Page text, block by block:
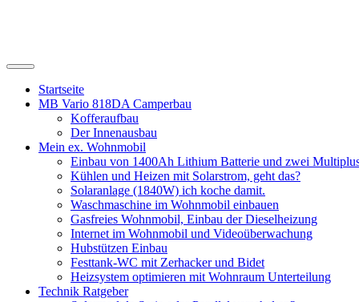
Suchfeld
ein-/ausblenden
Startseite
MB Vario 818DA Camperbau
Kofferaufbau
Der Innenausbau
Mein ex. Wohnmobil
Einbau von 1400Ah Lithium Batterie und zwei
Kühlen und Heizen mit Solarstrom, geht das?
Solaranlage (1840W) ich koche damit.
Waschmaschine im Wohnmobil einbauen
Gasfreies Wohnmobil, Einbau der Dieselheizung
Internet im Wohnmobil und Videoüberwachung
Hubstützen Einbau
Festtank-WC mit Zerhacker und Bidet
Heizsystem optimieren mit Wohnraum Unterteilung
Technik Ratgeber